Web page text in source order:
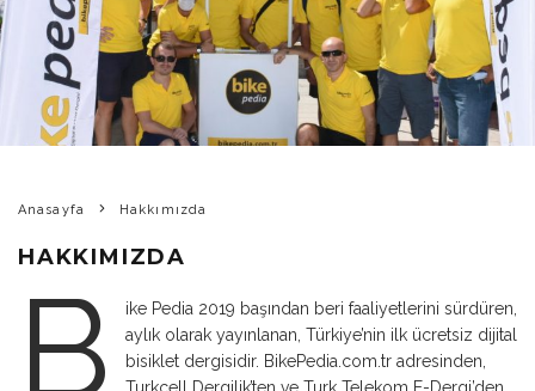
Anasayfa Hakkımızda
HAKKIMIZDA
B
ike Pedia 2019 başından beri faaliyetlerini sürdüren,
aylık olarak yayınlanan, Türkiye’nin ilk ücretsiz dijital
bisiklet dergisidir. BikePedia.com.tr adresinden,
Turkcell Dergilik’ten ve Turk Telekom E-Dergi’den